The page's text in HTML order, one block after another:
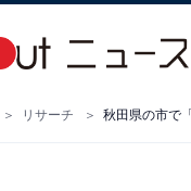
リサーチ